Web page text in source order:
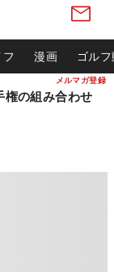
メルマガ登録
フ 漫画 ゴル
の組み合わせ